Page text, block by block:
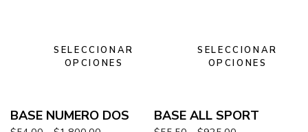
SELECCIONAR
OPCIONES
BASE NUMERO DOS
SELECCIONAR
OPCIONES
BASE ALL SPORT